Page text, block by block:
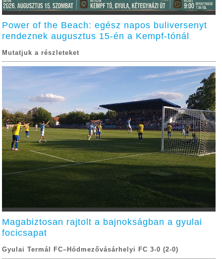
Power of the Beach: egész napos buliversenyt
rendeznek augusztus 15-én a Kempf-tónál
Mutatjuk a részleteket
Magabiztosan rajtolt a bajnokságban a gyulai
focicsapat
Gyulai Termál FC–Hódmezővásárhelyi FC 3-0 (2-0)